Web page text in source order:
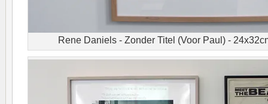
Rene Daniels - Zonder Titel (Voor Paul) -